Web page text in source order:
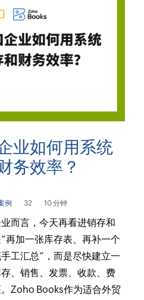
业如何用系统
务效率？
例 32 10 分钟
而言，今天再看进销存和
再加一张库存表、再补一个
工汇总”，而是尽快建立一
、销售、发票、收款、费
Zoho Books作为适合外贸